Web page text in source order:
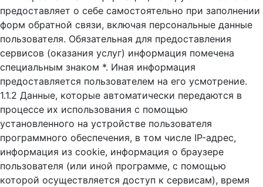
предоставляет о себе самостоятельно при заполнении
форм обратной связи, включая персональные данные
пользователя. Обязательная для предоставления
сервисов (оказания услуг) информация помечена
специальным знаком *. Иная информация
предоставляется пользователем на его усмотрение.
1.1.2 Данные, которые автоматически передаются в
процессе их использования с помощью
установленного на устройстве пользователя
программного обеспечения, в том числе IP-адрес,
информация из cookie, информация о браузере
пользователя (или иной программе, с помощью
которой осуществляется доступ к cервисам), время